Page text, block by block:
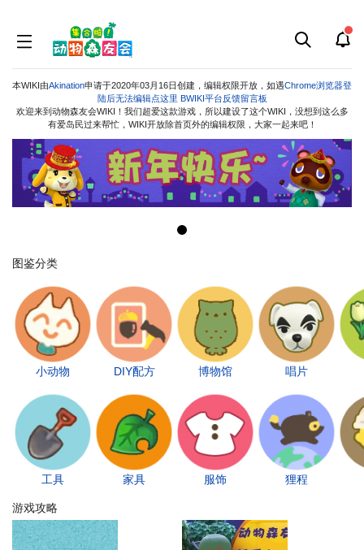
本WIKI由Akination申请于2020年03月16日创建，编辑权限开放，如遇Chrome浏览器登
陆后无法编辑点这里 BWIKI平台反馈留言板
欢迎来到动物森友会WIKI！我们超爱这款游戏，所以建设了这个WIKI，没想到这么多
有爱岛民过来帮忙，WIKI开放除首页外的编辑权限，大家一起来吧！
到
到
图鉴分类
小动物 DIY配方 博物馆 唱片
工具 家具 服饰 狸程
游戏攻略